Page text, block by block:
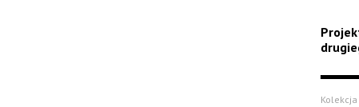
Kolekcja